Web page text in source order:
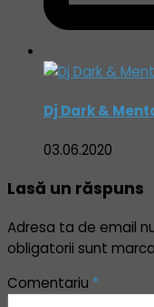
Dj Dark &
03.06.2020
Lasă un răspuns
Adresa ta de email
obligatorii sunt
Comentariu *